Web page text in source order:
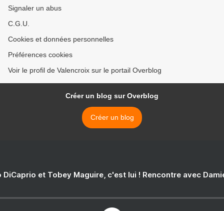
Signaler un abus
C.G.U.
Cookies et données personnelles
Préférences cookies
Voir le profil de Valencroix sur le portail Overblog
Créer un blog sur Overblog
Créer un blog
DiCaprio et Tobey Maguire, c'est lui ! Rencontre avec